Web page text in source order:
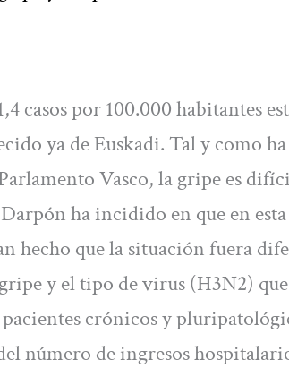
casos por 100.000 habitantes
ya de Euskadi. Tal y como
Vasco, la gripe es
ha incidido en que en
hecho que la situación fuera
y el tipo de virus (H3N2)
pacientes crónicos y
número de ingresos